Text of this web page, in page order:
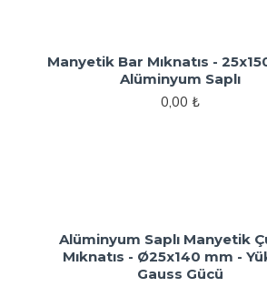
Manyetik Bar Mıknatıs -
Alüminyum Saplı
0,00 ₺
Alüminyum Saplı Manyetik
Mıknatıs - Ø25x140 mm -
Gauss Gücü